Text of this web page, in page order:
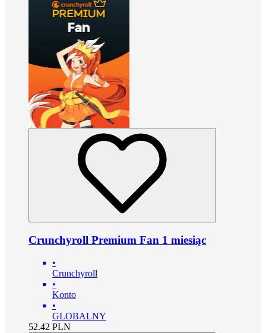
Crunchyroll Premium Fan 1 miesiąc
•
Crunchyroll
•
Konto
•
GLOBALNY
52.42 PLN